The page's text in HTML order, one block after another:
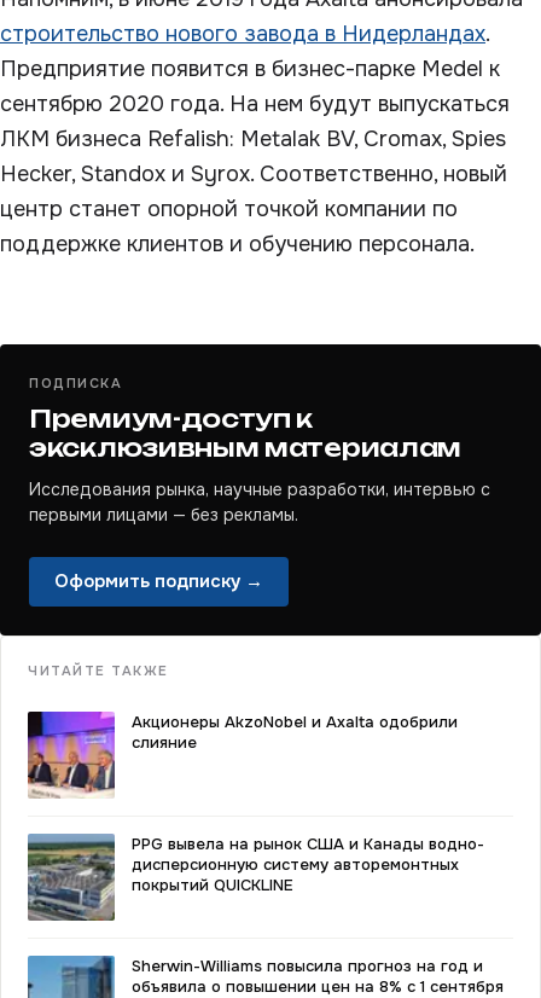
строительство нового завода в Нидерландах.
Предприятие появится в бизнес-парке Medel к
сентябрю 2020 года. На нем будут выпускаться
ЛКМ бизнеса Refalish: Metalak BV, Cromax, Spies
Hecker, Standox и Syrox. Соответственно, новый
центр станет опорной точкой компании по
поддержке клиентов и обучению персонала.
ПОДПИСКА
Премиум-доступ к
эксклюзивным материалам
Исследования рынка, научные разработки, интервью с
первыми лицами — без рекламы.
Оформить подписку →
ЧИТАЙТЕ ТАКЖЕ
Акционеры AkzoNobel и Axalta одобрили
слияние
PPG вывела на рынок США и Канады водно-
дисперсионную систему авторемонтных
покрытий QUICKLINE
Sherwin-Williams повысила прогноз на год и
объявила о повышении цен на 8% с 1 сентября